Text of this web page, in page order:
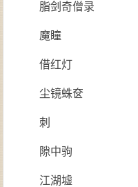
脂剑奇僧录
魔瞳
借红灯
尘镜蛛奁
刺
隙中驹
江湖墟